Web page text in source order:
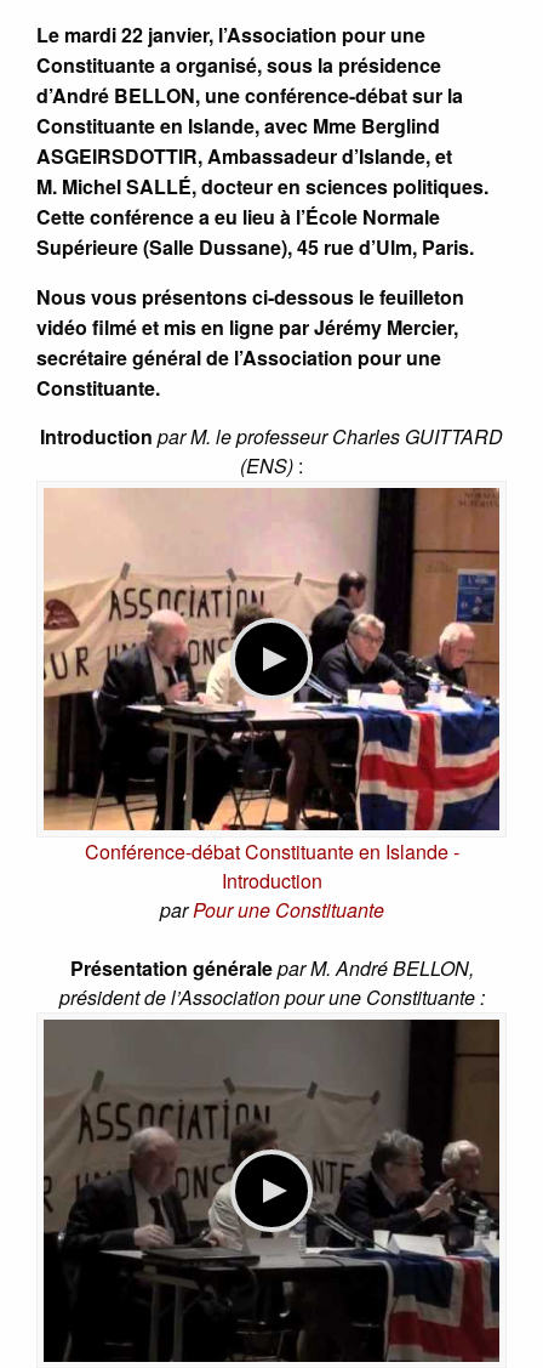
Le mardi 22 janvier, l’Association pour une
Constituante a organisé, sous la présidence
d’André BELLON, une conférence-débat sur la
Constituante en Islande, avec Mme Berglind
ASGEIRSDOTTIR, Ambassadeur d’Islande, et
M. Michel SALLÉ, docteur en sciences politiques.
Cette conférence a eu lieu à l’École Normale
Supérieure (Salle Dussane), 45 rue d’Ulm, Paris.
Nous vous présentons ci-dessous le feuilleton
vidéo filmé et mis en ligne par Jérémy Mercier,
secrétaire général de l’Association pour une
Constituante.
Introduction par M. le professeur Charles GUITTARD
(ENS) :
Conférence-débat Constituante en Islande -
Introduction
parPour une Constituante
Présentation généralepar M. André BELLON,
président de l’Association pour une Constituante :